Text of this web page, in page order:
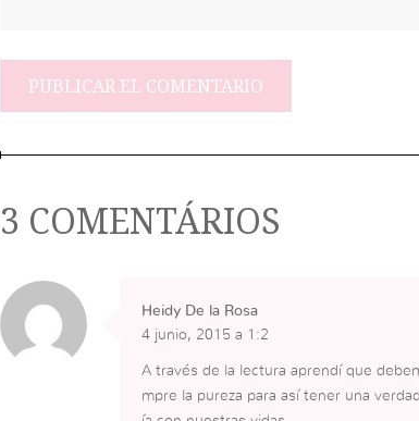
3 COMENTÁRIOS
Heidy De la Rosa
4 junio, 2015 a 1:2
A través de la lectura aprendí que
mpre la pureza para así tener una